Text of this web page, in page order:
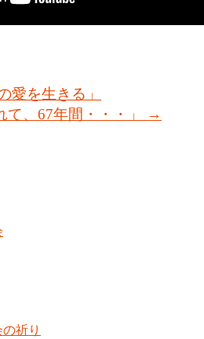
愛を生きる」
、67年間・・・」
→
祈り